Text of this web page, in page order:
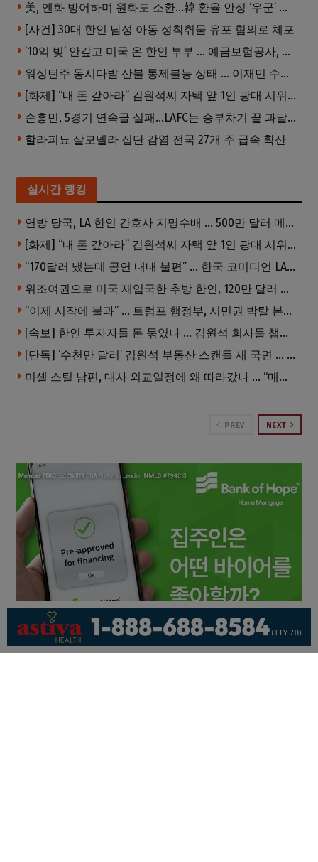
美, 엔화 방어하며 원화도 소환…韓 환율 안정 ‘우군’ 되나
[사건] 30대 한인 남성 아동 성착취물 유포 혐의로 체포
’10억 빚’ 안갚고 미국 온 한인 부부 … 예금보험공사, 미국서 소송
워싱턴주 동시다발 산불 통제불능 상태 … 이재민 수십만명
[화제] “내 돈 갚아라” 김원석씨 자택 앞 1인 광대 시위 … 한인 투자사, “108만 달러 못받아”
손흥민, 5경기 연속골 실패…LAFC는 승부차기 끝 과달라하라 격파
할라피뇨 살모넬라 집단 감염 전국 27개 주 급속 확산
실시간 랭킹
연방 당국, LA 한인 간호사 지명수배 … 500만 달러 메디캐어 사기, 선고 직전 한국 도주
[화제] “내 돈 갚아라” 김원석씨 자택 앞 1인 광대 시위 … 한인 투자사, “108만 달러 못받아”
“170달러 냈는데 공연 내내 불편” … 한국 코미디언 LA공연, 음향 불량에 외모 비하 개그 논란
위조여권으로 미국 재입국한 추방 한인, 120만 달러 은행 사기 행각
“이제 시작에 불과” … 트럼프 행정부, 시민권 박탈 본격화
[속보] 한인 투자자들 돈 묶였나 … 김원석 회사들 챕터7 강제파산·자진파산 잇따라 신청
[단독] ‘수천만 달러’ 김원석 부동산 스캔들 새 국면 … 한인 투자자들 소송 잇따라 ‘디폴트’ 절차
미셸 스틸 남편, 대사 외교일정에 왜 따라갔나 … “매우 이례적”
PREV NEXT